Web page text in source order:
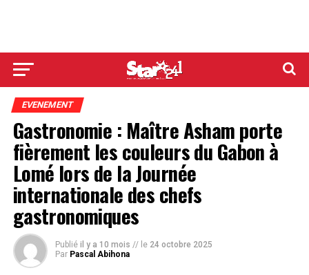
EVENEMENT
Gastronomie : Maître Asham porte
fièrement les couleurs du Gabon à
Lomé lors de la Journée
internationale des chefs
gastronomiques
Publié il y a 10 mois // le 24 octobre 2025
Par Pascal Abihona